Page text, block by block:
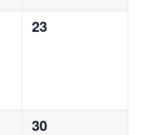
0
23
0
30